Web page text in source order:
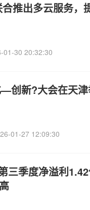
推出多云服务，
01-30 20:32:30
创新?大会在天
01-27 12:09:30
三季度净溢利